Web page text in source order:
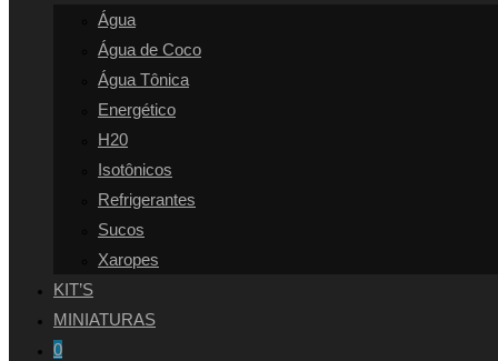
Água
Água de Coco
Água Tônica
Energético
H20
Isotônicos
Refrigerantes
Sucos
Xaropes
KIT’S
MINIATURAS
0